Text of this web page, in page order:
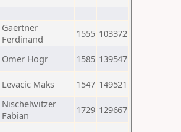
Gaertner
Ferdinand
1555 103372
Omer Hogr 1585 139547
Levacic Maks 1547 149521
Nischelwitzer
Fabian
1729 129667